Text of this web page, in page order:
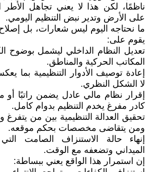
ناظمًا، لكن هذا لا يعني تجاهل الأطر
على الأرض وتدير نبض التنظيم اليومي.
ما نحتاجه اليوم ليس شعارات، بل
يقوم على:
تعديل النظام الداخلي ليشمل بوضوح
المكاتب الحركية والمناطق.
إعادة توصيف الأدوار التنظيمية بما
لا الشكل النظري.
إقرار نظام مالي عادل يضمن راتبًا أو
كادر مفرغ يخدم التنظيم بدوام كامل.
تحقيق العدالة التنظيمية بين من
ومن يتقاضى مخصصات بحكم موقعه.
إنهاء حالة الاستنزاف الصامت
الميداني وتضعفه مع الوقت.
إن استمرار هذا الواقع يعني ببساطة: